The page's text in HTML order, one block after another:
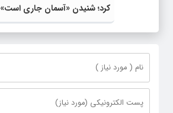
کرد؛ شنیدن «آسمان جاری است»